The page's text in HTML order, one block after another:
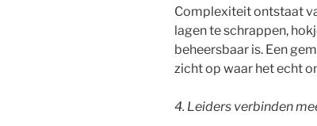
Complexiteit ontstaat
lagen te schrappen,
beheersbaar is. Een
zicht op waar het echt
4. Leiders verbinden